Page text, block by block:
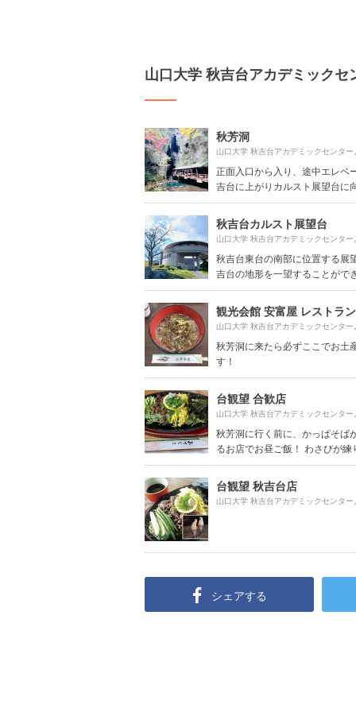
山口大学 秋吉台アカデミック
秋芳洞
山口大学 秋吉台アカデミックセンター
正面入口から入り、途中エレベ
吉台に上がりカルスト展望台に
秋吉台カルスト展望台
山口大学 秋吉台アカデミックセンター
秋吉台東台の南部に位置する展
吉台の地形を一望することがで
観光会館 安富屋 レストラン
山口大学 秋吉台アカデミックセンター
秋芳洞に来たら必ずここでお土
す！
台観望 合歓店
山口大学 秋吉台アカデミックセンター
秋芳洞に行く前に、かっぱそば
るお店でお昼ご飯！ わさびが練
台観望 秋吉台店
山口大学 秋吉台アカデミックセンター
シェアする